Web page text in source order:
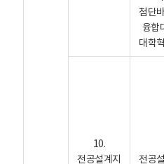
첨단
융합
대학
10.
전공설계지
전공